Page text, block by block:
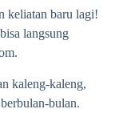
keliatan baru lagi!
langsung
kaleng-kaleng,
bulan.